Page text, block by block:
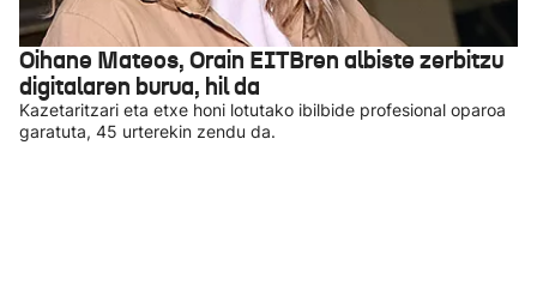
Oihane Mateos, Orain EITBren albiste zerbitzu
digitalaren burua, hil da
Kazetaritzari eta etxe honi lotutako ibilbide profesional oparoa
garatuta, 45 urterekin zendu da.